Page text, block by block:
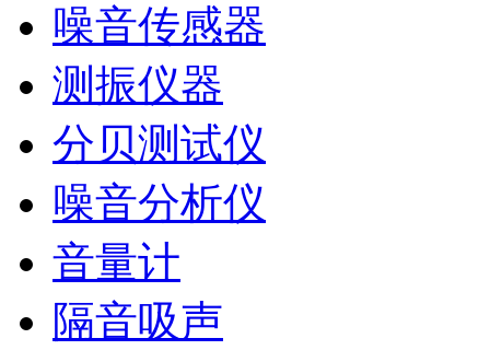
噪音传感器
测振仪器
分贝测试仪
噪音分析仪
音量计
隔音吸声